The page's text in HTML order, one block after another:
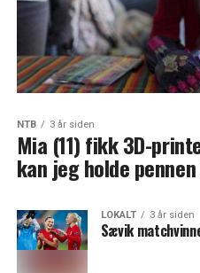
NTB 3 år siden
Mia (11) fikk 3D-
kan jeg holde
LOKALT 3 år siden
Sævik